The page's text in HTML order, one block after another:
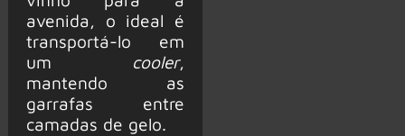
avenida, o ideal é
transportá-lo em
um cooler,
mantendo as
garrafas entre
camadas de gelo.